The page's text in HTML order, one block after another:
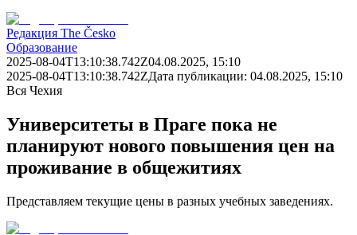
Редакция The Česko
Образование
2025-08-04T13:10:38.742Z04.08.2025, 15:10
2025-08-04T13:10:38.742ZДата публикации: 04.08.2025, 15:10
Вся Чехия
Университеты в Праге пока не
планируют нового повышения цен на
проживание в общежитиях
Представляем текущие цены в разных учебных заведениях.